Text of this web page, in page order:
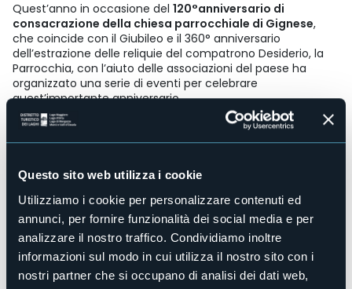
Questo sito web utilizza i cookie
Utilizziamo i cookie per personalizzare contenuti ed
annunci, per fornire funzionalità dei social media e per
analizzare il nostro traffico. Condividiamo inoltre
informazioni sul modo in cui utilizza il nostro sito con i
nostri partner che si occupano di analisi dei dati web,
Quest’anno in occasione del 120°anniversario di
consacrazione della chiesa parrocchiale di Gignese,
che coincide con il Giubileo e il 360° anniversario
dell’estrazione delle reliquie del compatrono Desiderio, la
Parrocchia, con l’aiuto delle associazioni del paese ha
organizzato una serie di eventi per celebrare
quest’importante anniversario.
Dal 27 al 29 luglio
presso la chiesa Parrocchiale di San
Maurizio verrà allestita unamostra di arredi sacriche nel
donazioni dei gignesini che avevano fatto fortuna lontano
dalla terra natia.
La mostra osserverà i seguenti orari: il mattino dalle 10:30
alle 12:00 e il pomeriggio dalle 16:00 alle 18:00.
Il 30 lugliopresso il ricreatorio di Gignese si terrà,
21:00, unaconferenza sulla storia della Chiesaa cura
dello storico locale Vittorio Grassi.
Il 31 luglioinizierà il Solenne Triduo in preparazione alla